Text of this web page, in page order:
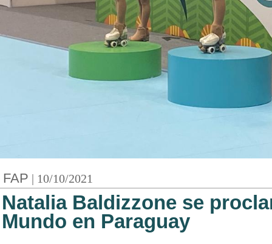
FAP | 10/10/2021
Natalia Baldizzone se
Mundo en Paraguay